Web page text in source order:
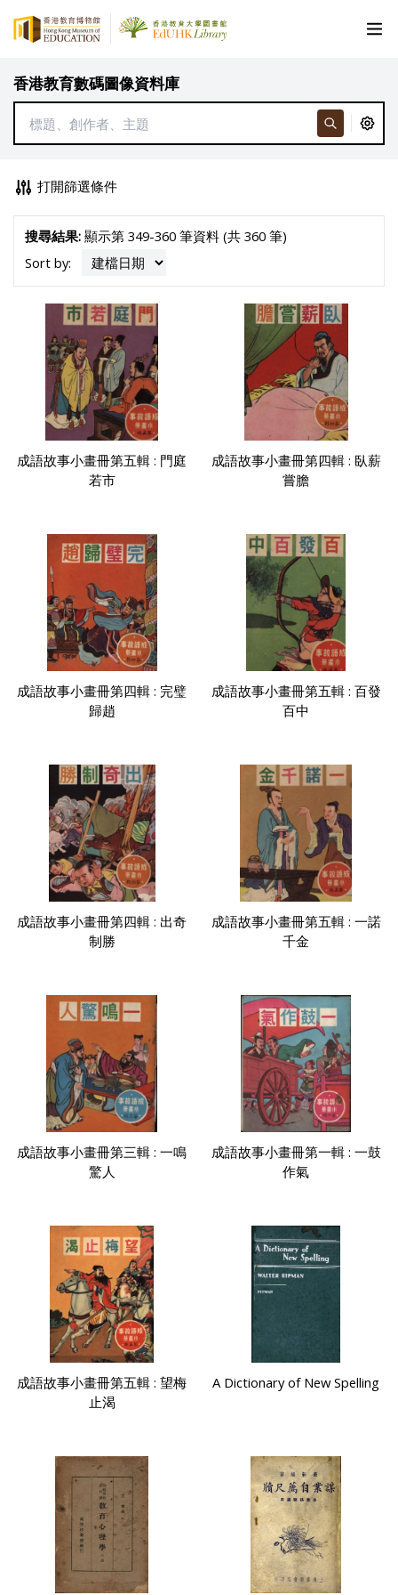
香港教育數碼圖像資料庫
打開篩選條件
搜尋結果:顯示第 349-360 筆資料 (共 360 筆)
Sort by:
成語故事小畫冊第五輯 : 門庭
若市
成語故事小畫冊第四輯 : 臥薪
嘗膽
成語故事小畫冊第四輯 : 完璧
歸趙
成語故事小畫冊第五輯 : 百發
百中
成語故事小畫冊第四輯 : 出奇
制勝
成語故事小畫冊第五輯 : 一諾
千金
成語故事小畫冊第三輯 : 一鳴
驚人
成語故事小畫冊第一輯 : 一鼓
作氣
成語故事小畫冊第五輯 : 望梅
止渴
A Dictionary of New Spelling